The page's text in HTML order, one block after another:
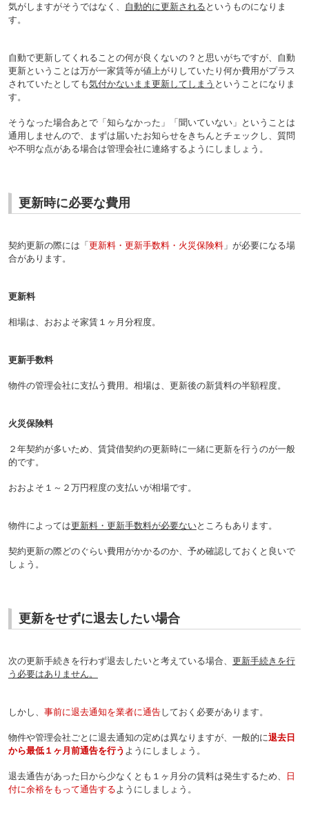
気がしますがそうではなく、 自動的に更新される というものになりま
す。
自動で更新してくれることの何が良くないの？と思いがちですが、自動
更新ということは万が一家賃等が値上がりしていたり何か費用がプラス
されていたとしても気付かないまま更新してしまう ということになりま
す。
そうなった場合あとで「知らなかった」「聞いていない」ということは
通用しませんので、まずは届いたお知らせをきちんとチェックし、質問
や不明な点がある場合は管理会社に連絡するようにしましょう。
更新時に必要な費用
契約更新の際には「更新料・更新手数料・火災保険料」が必要になる場
合があります。
更新料
相場は、おおよそ家賃１ヶ月分程度。
更新手数料
物件の管理会社に支払う費用。相場は、更新後の新賃料の半額程度。
火災保険料
２年契約が多いため、賃貸借契約の更新時に一緒に更新を行うのが一般
的です。
おおよそ１～２万円程度の支払いが相場です。
物件によっては更新料・更新手数料が必要ないところもあります。
契約更新の際どのぐらい費用がかかるのか、予め確認しておくと良いで
しょう。
更新をせずに退去したい場合
次の更新手続きを行わず退去したいと考えている場合、 更新手続きを行
う必要はありません。
しかし、 事前に退去通知を業者に通告しておく必要があります。
物件や管理会社ごとに退去通知の定めは異なりますが、一般的に退去日
から最低１ヶ月前通告を行う ようにしましょう。
退去通告があった日から少なくとも１ヶ月分の賃料は発生するため、
日
付に余裕をもって通告する ようにしましょう。